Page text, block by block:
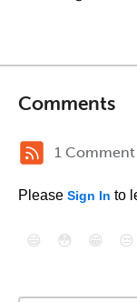
Comments
1 Comment
Please Sign In to
😄 😳 😁 😒